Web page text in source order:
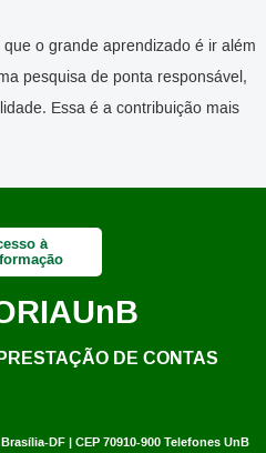
o grande aprendizado é ir além
pesquisa de ponta responsável,
Essa é a contribuição mais
Brasília-DF | CEP 70910-900 Telefones UnB
à
UnB
DE CONTAS